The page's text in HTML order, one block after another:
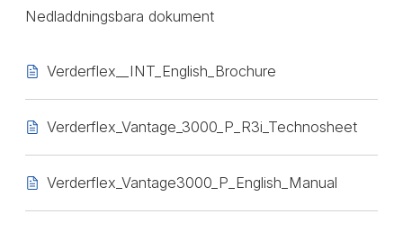
Nedladdningsbara dokument
Verderflex__INT_English_Brochure
Verderflex_Vantage_3000_P_R3i_Technosheet
Verderflex_Vantage3000_P_English_Manual